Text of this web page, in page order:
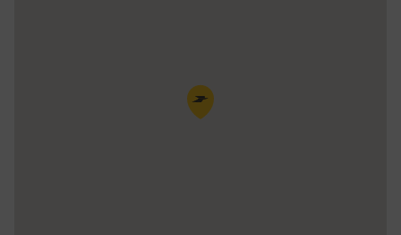
Pin de la carte